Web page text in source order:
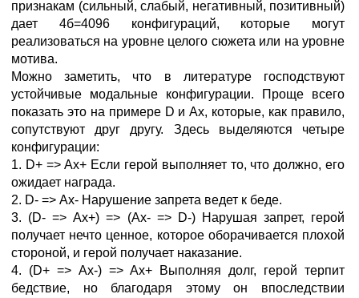
признакам (сильный, слабый, негативный, позитивный)
дает 4б=4096 конфигураций, которые могут
реализоваться на уровне целого сюжета или на уровне
мотива.
Можно заметить, что в литературе господствуют
устойчивые модальные конфигурации. Проще всего
показать это на примере D и Ах, которые, как правило,
сопутствуют друг другу. Здесь выделяются четыре
конфигурации:
1. D+ => Ах+ Если герой выполняет то, что должно, его
ожидает награда.
2. D- => Ах- Нарушение запрета ведет к беде.
3. (D- => Ах+) => (Ах- => D-) Нарушая запрет, герой
получает нечто ценное, которое оборачивается плохой
стороной, и герой получает наказание.
4. (D+ => Ах-) => Ах+ Выполняя долг, герой терпит
бедствие, но благодаря этому он впоследствии